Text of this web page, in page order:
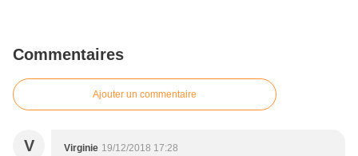
Commentaires
Ajouter un commentaire
V Virginie 19/12/2018 17:28